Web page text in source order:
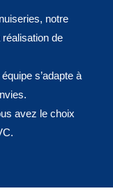
notre
de
s’adapte à
avez le choix